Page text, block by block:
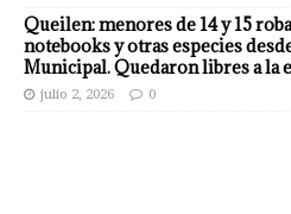
Queilen: menores de 14 y 15
notebooks y otras especies
Municipal. Quedaron libres a la
julio 2, 2026 0